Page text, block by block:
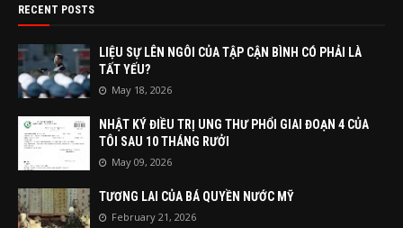
RECENT POSTS
LIỆU SỰ LÊN NGÔI CỦA TẬP CẬN BÌNH CÓ PHẢI LÀ
TẤT YẾU?
May 18, 2026
NHẬT KÝ ĐIỀU TRỊ UNG THƯ PHỔI GIAI ĐOẠN 4 CỦA
TÔI SAU 10 THÁNG RƯỞI
May 09, 2026
TƯƠNG LAI CỦA BÁ QUYỀN NƯỚC MỸ
February 21, 2026